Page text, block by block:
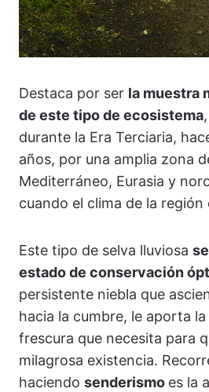
Destaca por ser la muestra
de este tipo de ecosistema
durante la Era Terciaria,
años, por una amplia zona
Mediterráneo, Eurasia y
cuando el clima de la región
Este tipo de selva lluviosa
estado de conservación
persistente niebla que
hacia la cumbre, le aporta
frescura que necesita para
milagrosa existencia.
haciendo senderismo es la